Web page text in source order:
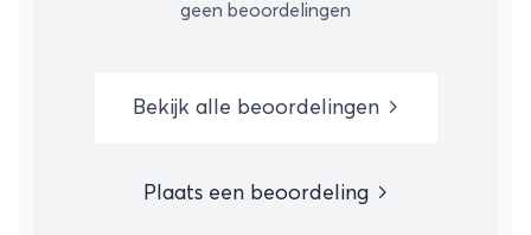
geen beoordelingen
Bekijk alle beoordelingen
Plaats een beoordeling